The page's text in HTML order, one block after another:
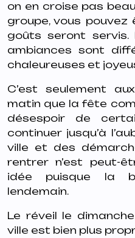
on en croise pas
groupe, vous
goûts seront servis.
ambiances sont
chaleureuses et
C’est seulement
matin que la fête
désespoir de
continuer jusqu’à
ville et des
rentrer n’est peut-
idée puisque la
lendemain.
Le réveil le
ville est bien plus